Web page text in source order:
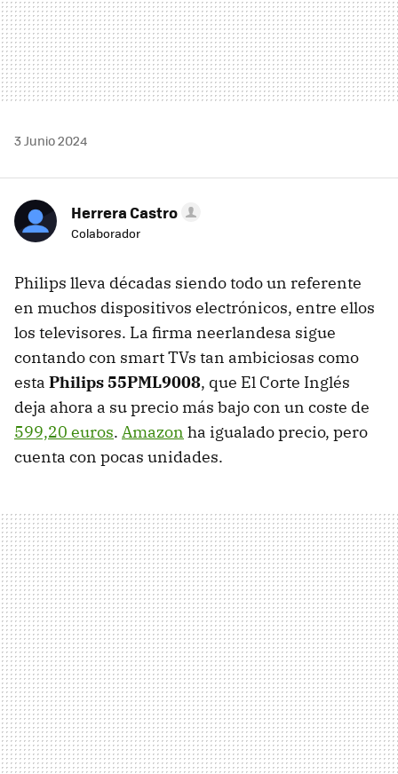
3 Junio 2024
Herrera Castro
Colaborador
Philips lleva décadas siendo todo un referente
en muchos dispositivos electrónicos, entre ellos
los televisores. La firma neerlandesa sigue
contando con smart TVs tan ambiciosas como
esta Philips 55PML9008, que El Corte Inglés
deja ahora a su precio más bajo con un coste de
599,20 euros. Amazon ha igualado precio, pero
cuenta con pocas unidades.